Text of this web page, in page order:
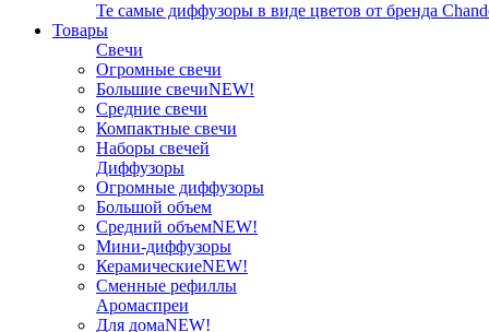
Те самые диффузоры в виде цветов от бренда
Товары
Свечи
Огромные свечи
Большие свечиNEW!
Средние свечи
Компактные свечи
Наборы свечей
Диффузоры
Огромные диффузоры
Большой объем
Средний объемNEW!
Мини-диффузоры
КерамическиеNEW!
Сменные рефиллы
Аромаспреи
Для домаNEW!